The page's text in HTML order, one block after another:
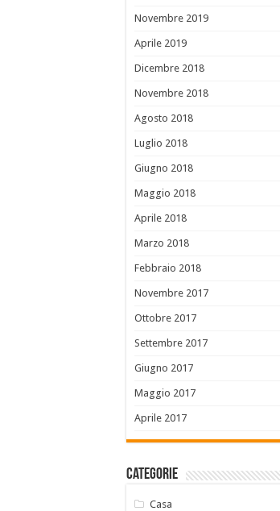
Novembre 2019
Aprile 2019
Dicembre 2018
Novembre 2018
Agosto 2018
Luglio 2018
Giugno 2018
Maggio 2018
Aprile 2018
Marzo 2018
Febbraio 2018
Novembre 2017
Ottobre 2017
Settembre 2017
Giugno 2017
Maggio 2017
Aprile 2017
Categorie
Casa